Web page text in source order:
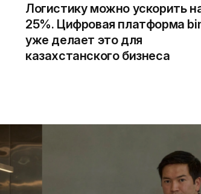
Логистику можно ускорить
25%. Цифровая платформа
уже делает это для
казахстанского бизнеса